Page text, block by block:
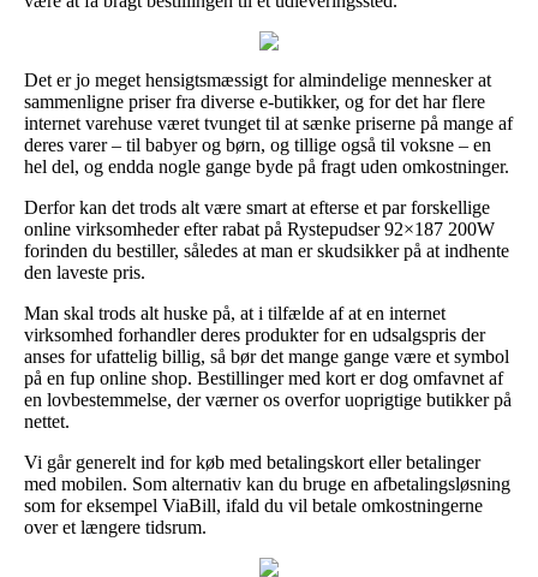
Det er jo meget hensigtsmæssigt for almindelige mennesker at
sammenligne priser fra diverse e-butikker, og for det har flere
internet varehuse været tvunget til at sænke priserne på mange af
deres varer – til babyer og børn, og tillige også til voksne – en
hel del, og endda nogle gange byde på fragt uden omkostninger.
Derfor kan det trods alt være smart at efterse et par forskellige
online virksomheder efter rabat på Rystepudser 92×187 200W
forinden du bestiller, således at man er skudsikker på at indhente
den laveste pris.
Man skal trods alt huske på, at i tilfælde af at en internet
virksomhed forhandler deres produkter for en udsalgspris der
anses for ufattelig billig, så bør det mange gange være et symbol
på en fup online shop. Bestillinger med kort er dog omfavnet af
en lovbestemmelse, der værner os overfor uoprigtige butikker på
nettet.
Vi går generelt ind for køb med betalingskort eller betalinger
med mobilen. Som alternativ kan du bruge en afbetalingsløsning
som for eksempel ViaBill, ifald du vil betale omkostningerne
over et længere tidsrum.